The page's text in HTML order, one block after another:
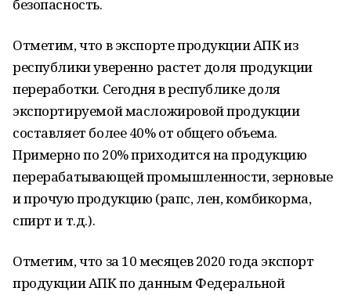
безопасность.
Отметим, что в экспорте продукции АПК из
республики уверенно растет доля продукции
переработки. Сегодня в республике доля
экспортируемой масложировой продукции
составляет более 40% от общего объема.
Примерно по 20% приходится на продукцию
перерабатывающей промышленности, зерновые
и прочую продукцию (рапс, лен, комбикорма,
спирт и т.д.).
Отметим, что за 10 месяцев 2020 года экспорт
продукции АПК по данным Федеральной